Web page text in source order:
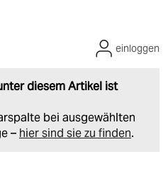
diesem Artikel ist
bei ausgewählten
– hier sind sie zu finden.
einloggen